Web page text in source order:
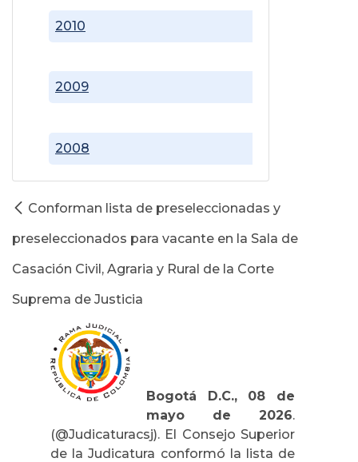
2008
2009
2010
Conforman lista de preseleccionadas y
preseleccionados para vacante en la Sala de
Casación Civil, Agraria y Rural de la Corte
Suprema de Justicia
Bogotá D.C., 08 de
mayo de 2026.
(@Judicaturacsj). El Consejo Superior
de la Judicatura conformó la lista de